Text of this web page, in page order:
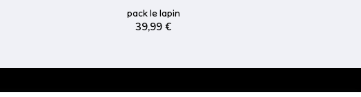
pack le lapin
39,99 €